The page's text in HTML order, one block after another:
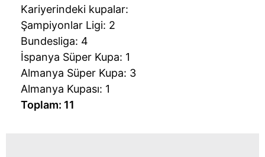
Kariyerindeki kupalar:
Şampiyonlar Ligi: 2
Bundesliga: 4
İspanya Süper Kupa: 1
Almanya Süper Kupa: 3
Almanya Kupası: 1
Toplam: 11